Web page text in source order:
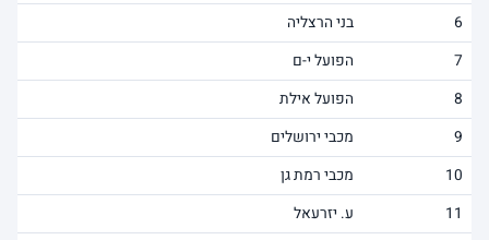
6
בני הרצליה
7
הפועל י-ם
8
הפועל אילת
9
מכבי ירושלים
10
מכבי רמת גן
11
ע. יזרעאל